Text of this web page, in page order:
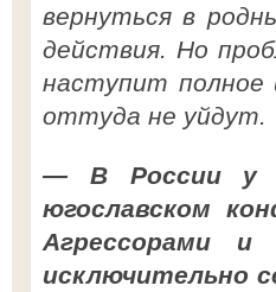
вернуться в
действия. Но
наступит полное
оттуда не уйдут.
— В России у
югославском
Агрессорами и
исключительно